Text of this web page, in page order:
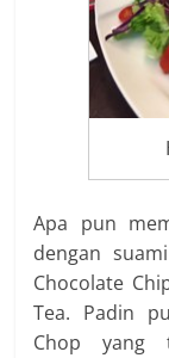
Apa pun
dengan
Chocolate
Tea. Padin
Chop yang